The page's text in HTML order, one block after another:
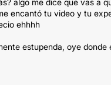
algo me dice que vas a
encantó tu video y tu
ehhhh
estupenda, oye donde